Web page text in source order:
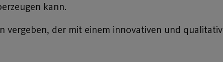
kann.
vergeben, der mit einem innovativen und qualitativ